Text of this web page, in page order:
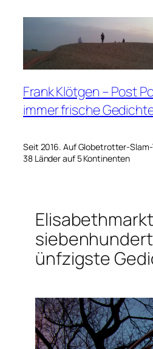
Frank Klötgen – Post
immer frische
Seit 2016. Auf Globetrotter-
38 Länder auf 5 Kontinenten
ünfzigste